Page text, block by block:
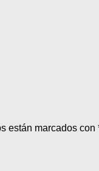
están marcados con